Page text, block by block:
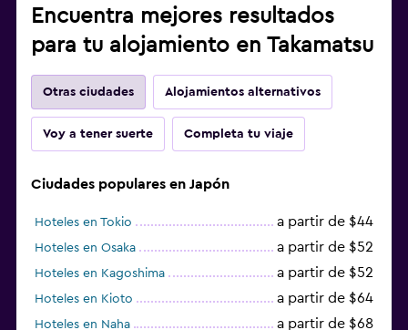
Encuentra mejores resultados
para tu alojamiento en Takamatsu
Otras ciudades Alojamientos alternativos
Voy a tener suerte Completa tu viaje
Ciudades populares en Japón
Hoteles en Tokio a partir de $44
Hoteles en Osaka a partir de $52
Hoteles en Kagoshima a partir de $52
Hoteles en Kioto a partir de $64
Hoteles en Naha a partir de $68